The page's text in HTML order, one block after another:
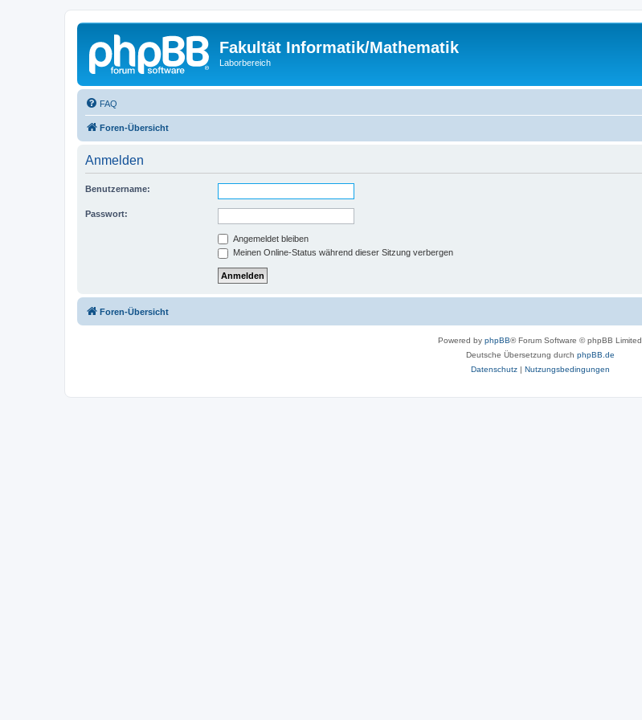
Fakultät Informatik/Mathematik
Laborbereich
FAQ
Foren-Übersicht
Anmelden
Benutzername:
Passwort:
Angemeldet bleiben
Meinen Online-Status während dieser Sitzung verbergen
Foren-Übersicht
Powered by phpBB® Forum Software © phpBB Limited
Deutsche Übersetzung durch phpBB.de
Datenschutz| Nutzungsbedingungen